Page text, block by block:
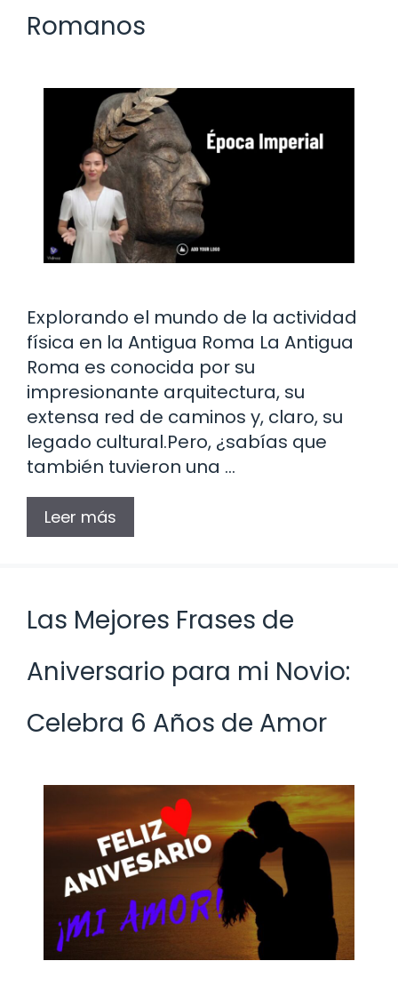
Romanos
Explorando el mundo de la actividad
física en la Antigua Roma La Antigua
Roma es conocida por su
impresionante arquitectura, su
extensa red de caminos y, claro, su
legado cultural.Pero, ¿sabías que
también tuvieron una …
Leer más
Las Mejores Frases de
Aniversario para mi Novio:
Celebra 6 Años de Amor